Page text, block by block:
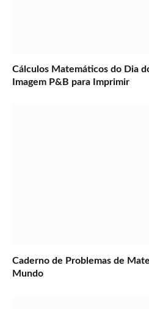
Cálculos Matemáticos do Dia
Imagem P&B para Imprimir
Caderno de Problemas de
Mundo